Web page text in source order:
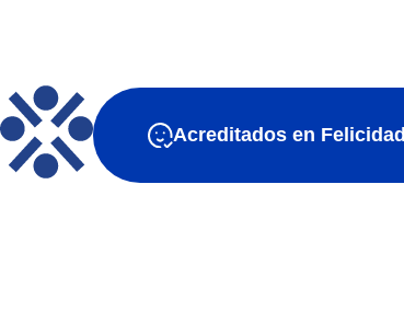
Acreditados en Felicidad